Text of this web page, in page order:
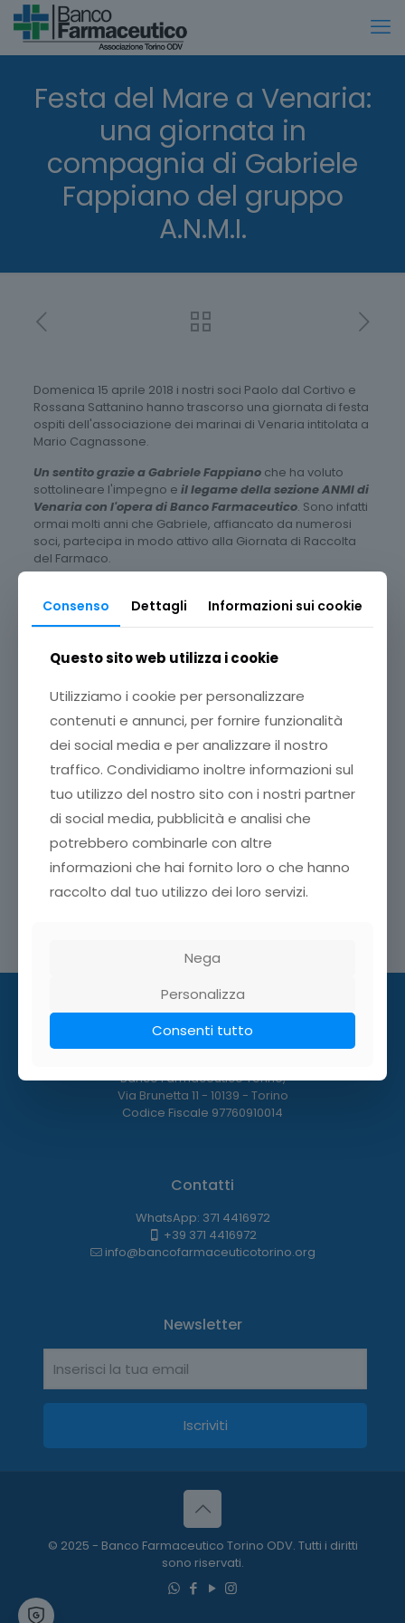
Festa del Mare a Venaria:
una giornata in
compagnia di Gabriele
Fappiano del gruppo
A.N.M.I.
Domenica 15 aprile 2018 i nostri soci Paolo dal Cortivo e
Rossana Sattanino hanno trascorso una giornata di festa
ospiti dell'associazione dei marinai di Venaria intitolata a
Mario Cagnassone.
Un sentito grazie a Gabriele Fappianoche ha voluto
sottolineare l'impegno e il legame della sezione ANMI di
Venaria con l'opera di Banco Farmaceutico. Sono infatti
ormai molti anni che Gabriele, affiancato da numerosi
soci, partecipa in modo attivo alla Giornata di Raccolta
del Farmaco.
Dove siamo:
Banco Farmaceutico Torino,
Via Brunetta 11 - 10139 - Torino
Codice Fiscale 97760910014
Contatti
WhatsApp: 371 4416972
+39 371 4416972
info@bancofarmaceuticotorino.org
Newsletter
© 2025 - Banco Farmaceutico Torino ODV. Tutti i diritti
sono riservati.
Consenso Dettagli Informazioni sui cookie
Questo sito web utilizza i cookie
Utilizziamo i cookie per personalizzare
contenuti e annunci, per fornire funzionalità
dei social media e per analizzare il nostro
traffico. Condividiamo inoltre informazioni sul
tuo utilizzo del nostro sito con i nostri partner
di social media, pubblicità e analisi che
potrebbero combinarle con altre
informazioni che hai fornito loro o che hanno
raccolto dal tuo utilizzo dei loro servizi.
Nega
Personalizza
Consenti tutto